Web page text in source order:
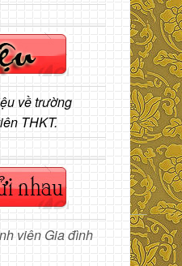
về trường
THKT.
viên Gia đình